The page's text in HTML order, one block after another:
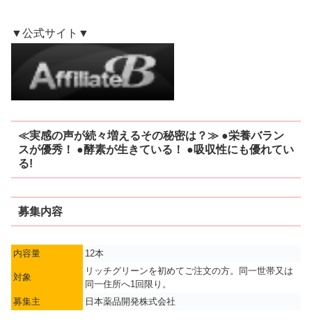
▼公式サイト▼
≪実感の声が続々増えるその秘密は？≫ ●栄養バラン
スが優秀！ ●酵素が生きている！ ●吸収性にも優れてい
る!
募集内容
内容量 12本
対象
リッチグリーンを初めてご注文の方。同一世帯又は
同一住所へ1回限り。
募集主
日本薬品開発株式会社